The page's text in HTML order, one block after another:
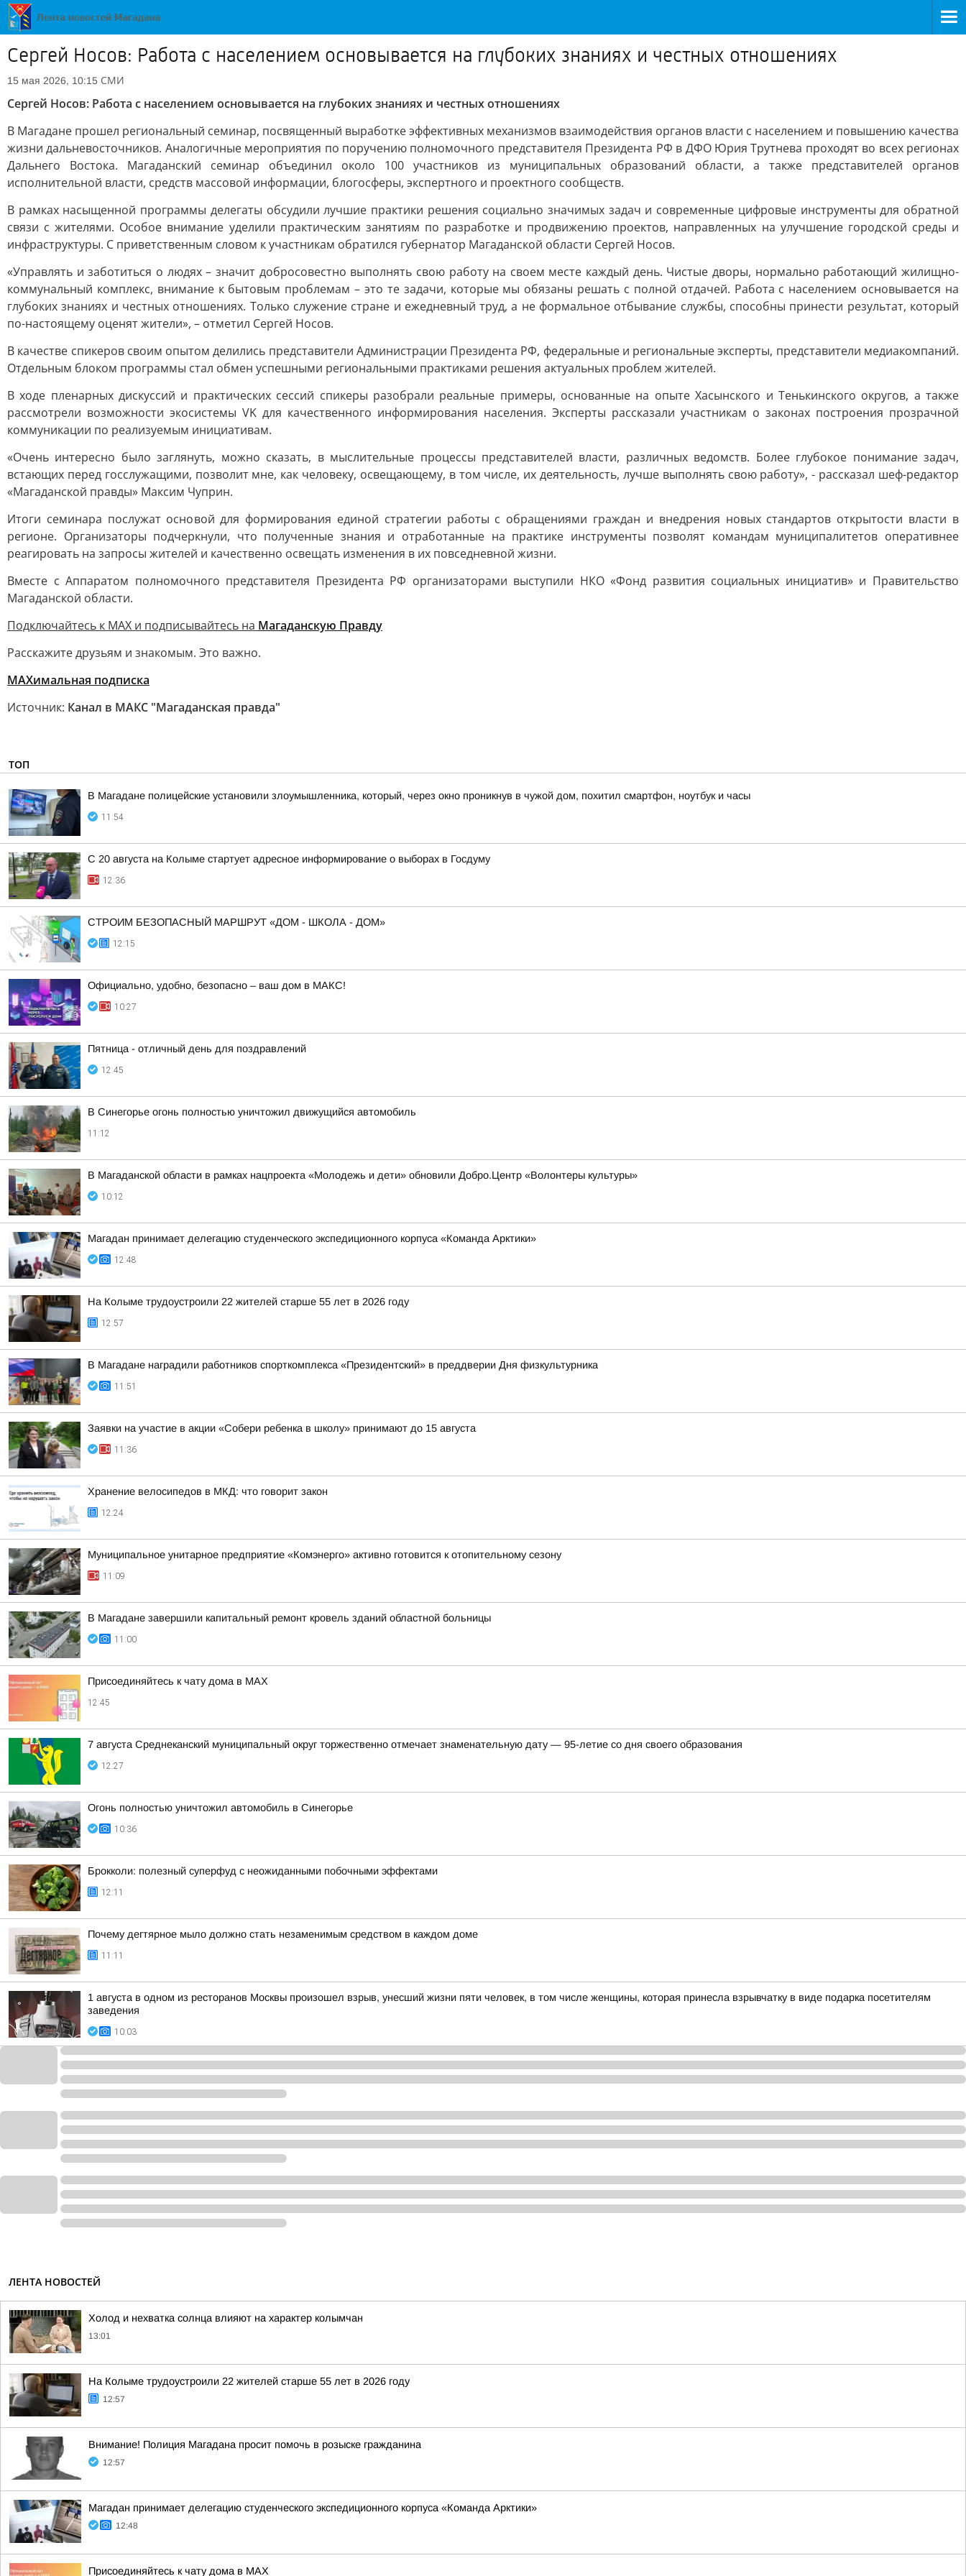
Сергей Носов: Работа с населением основывается на глубоких знаниях и честных отношениях
15 мая 2026, 10:15 СМИ
Сергей Носов: Работа с населением основывается на глубоких знаниях и честных отношениях
В Магадане прошел региональный семинар, посвященный выработке эффективных механизмов взаимодействия органов власти с населением и повышению качества
жизни дальневосточников. Аналогичные мероприятия по поручению полномочного представителя Президента РФ в ДФО Юрия Трутнева проходят во всех регионах
Дальнего Востока. Магаданский семинар объединил около 100 участников из муниципальных образований области, а также представителей органов
исполнительной власти, средств массовой информации, блогосферы, экспертного и проектного сообществ.
В рамках насыщенной программы делегаты обсудили лучшие практики решения социально значимых задач и современные цифровые инструменты для обратной
связи с жителями. Особое внимание уделили практическим занятиям по разработке и продвижению проектов, направленных на улучшение городской среды и
инфраструктуры. С приветственным словом к участникам обратился губернатор Магаданской области Сергей Носов.
«Управлять и заботиться о людях – значит добросовестно выполнять свою работу на своем месте каждый день. Чистые дворы, нормально работающий жилищно-
коммунальный комплекс, внимание к бытовым проблемам – это те задачи, которые мы обязаны решать с полной отдачей. Работа с населением основывается на
глубоких знаниях и честных отношениях. Только служение стране и ежедневный труд, а не формальное отбывание службы, способны принести результат, который
по-настоящему оценят жители», – отметил Сергей Носов.
В качестве спикеров своим опытом делились представители Администрации Президента РФ, федеральные и региональные эксперты, представители медиакомпаний.
Отдельным блоком программы стал обмен успешными региональными практиками решения актуальных проблем жителей.
В ходе пленарных дискуссий и практических сессий спикеры разобрали реальные примеры, основанные на опыте Хасынского и Тенькинского округов, а также
рассмотрели возможности экосистемы VK для качественного информирования населения. Эксперты рассказали участникам о законах построения прозрачной
коммуникации по реализуемым инициативам.
«Очень интересно было заглянуть, можно сказать, в мыслительные процессы представителей власти, различных ведомств. Более глубокое понимание задач,
встающих перед госслужащими, позволит мне, как человеку, освещающему, в том числе, их деятельность, лучше выполнять свою работу», - рассказал шеф-редактор
«Магаданской правды» Максим Чуприн.
Итоги семинара послужат основой для формирования единой стратегии работы с обращениями граждан и внедрения новых стандартов открытости власти в
регионе. Организаторы подчеркнули, что полученные знания и отработанные на практике инструменты позволят командам муниципалитетов оперативнее
реагировать на запросы жителей и качественно освещать изменения в их повседневной жизни.
Вместе с Аппаратом полномочного представителя Президента РФ организаторами выступили НКО «Фонд развития социальных инициатив» и Правительство
Магаданской области.
Подключайтесь к MAX и подписывайтесь на Магаданскую Правду
Расскажите друзьям и знакомым. Это важно.
МАХимальная подписка
Источник: Канал в МАКС "Магаданская правда"
ТОП
В Магадане полицейские установили злоумышленника, который, через окно проникнув в чужой дом, похитил смартфон, ноутбук и часы
11:54
С 20 августа на Колыме стартует адресное информирование о выборах в Госдуму
12:36
СТРОИМ БЕЗОПАСНЫЙ МАРШРУТ «ДОМ - ШКОЛА - ДОМ»
12:15
Официально, удобно, безопасно – ваш дом в МАКС!
10:27
Пятница - отличный день для поздравлений
12:45
В Синегорье огонь полностью уничтожил движущийся автомобиль
11:12
В Магаданской области в рамках нацпроекта «Молодежь и дети» обновили Добро.Центр «Волонтеры культуры»
10:12
Магадан принимает делегацию студенческого экспедиционного корпуса «Команда Арктики»
12:48
На Колыме трудоустроили 22 жителей старше 55 лет в 2026 году
12:57
В Магадане наградили работников спорткомплекса «Президентский» в преддверии Дня физкультурника
11:51
Заявки на участие в акции «Собери ребенка в школу» принимают до 15 августа
11:36
Хранение велосипедов в МКД: что говорит закон
12:24
Муниципальное унитарное предприятие «Комэнерго» активно готовится к отопительному сезону
11:09
В Магадане завершили капитальный ремонт кровель зданий областной больницы
11:00
Присоединяйтесь к чату дома в MAX
12:45
7 августа Среднеканский муниципальный округ торжественно отмечает знаменательную дату — 95-летие со дня своего образования
12:27
Огонь полностью уничтожил автомобиль в Синегорье
10:36
Брокколи: полезный суперфуд с неожиданными побочными эффектами
12:11
Почему дегтярное мыло должно стать незаменимым средством в каждом доме
11:11
1 августа в одном из ресторанов Москвы произошел взрыв, унесший жизни пяти человек, в том числе женщины, которая принесла взрывчатку в виде подарка посетителям
заведения
10:03
ЛЕНТА НОВОСТЕЙ
Холод и нехватка солнца влияют на характер колымчан
13:01
На Колыме трудоустроили 22 жителей старше 55 лет в 2026 году
12:57
Внимание! Полиция Магадана просит помочь в розыске гражданина
12:57
Магадан принимает делегацию студенческого экспедиционного корпуса «Команда Арктики»
12:48
Присоединяйтесь к чату дома в MAX